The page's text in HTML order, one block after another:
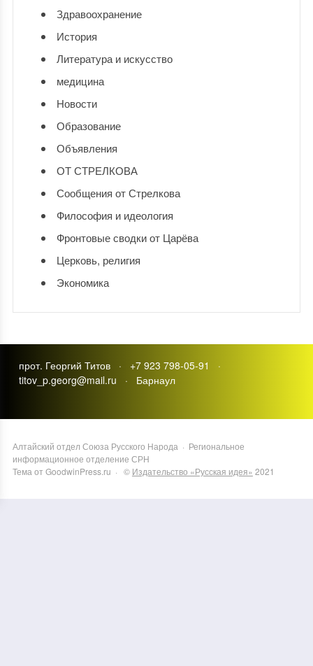
Здравоохранение
История
Литература и искусство
медицина
Новости
Образование
Объявления
ОТ СТРЕЛКОВА
Сообщения от Стрелкова
Философия и идеология
Фронтовые сводки от Царёва
Церковь, религия
Экономика
прот. Георгий Титов · +7 923 798-05-91 ·
titov_p.georg@mail.ru · Барнаул
Алтайский отдел Союза Русского Народа · Региональное
информационное отделение СРН
Тема от GoodwinPress.ru · © Издательство «Русская идея» 2021